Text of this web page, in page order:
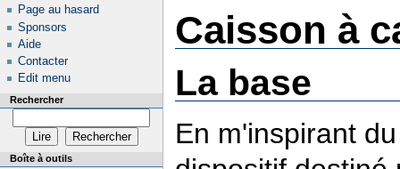
Caisson à
La base
En m'inspirant
Page au hasard
Sponsors
Aide
Contacter
Edit menu
Rechercher
Boîte à outils